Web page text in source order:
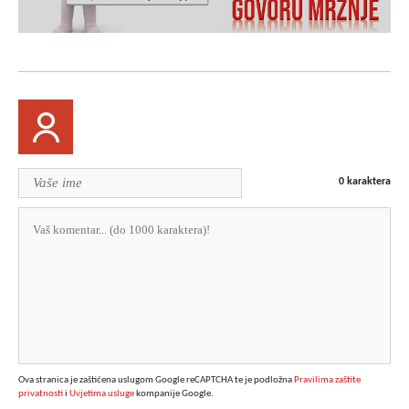
0 karaktera
Ova stranica je zaštićena uslugom Google reCAPTCHA te je podložna Pravilima zaštite
privatnostii Uvjetima usluge kompanije Google.